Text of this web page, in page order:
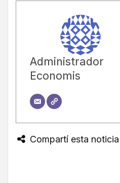
Administrador
Economis
Compartí esta noticia